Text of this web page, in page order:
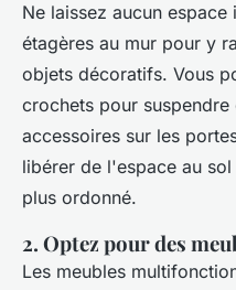
Ne laissez aucun
étagères au mur pour y
objets décoratifs. Vous
crochets pour
accessoires sur les
libérer de l'espace au
plus ordonné.
2. Optez pour des
Les meubles